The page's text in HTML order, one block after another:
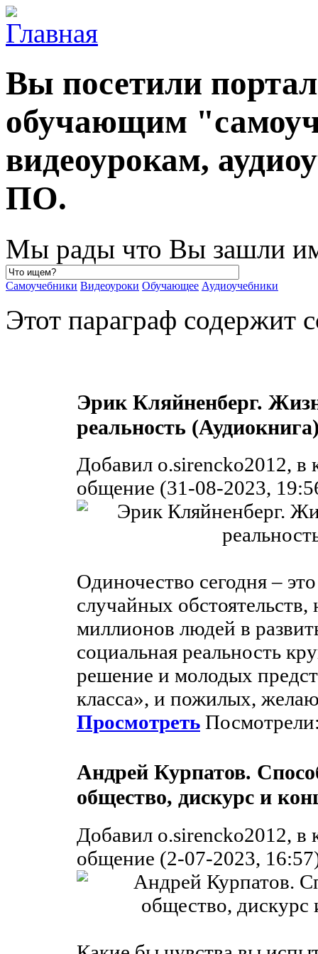
Вы посетили
обучающим
видеоурокам,
ПО.
Мы рады что Вы зашли
Самоучебники Видеоуроки Обучающее Аудиоучебники
Этот параграф содержит
Эрик Кляйненберг.
реальность
Добавил o.sirencko2012, в
общение (31-08-2023,
Одиночество сегодня –
случайных
миллионов людей в
социальная реальность
решение и молодых
класса», и пожилых,
Просмотреть
Андрей Курпатов.
общество, дискурс и
Добавил o.sirencko2012, в
общение (2-07-2023,